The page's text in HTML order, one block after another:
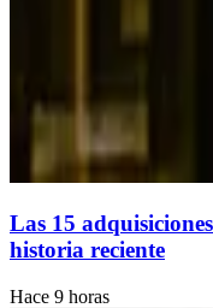
Las 15
historia reciente
Hace 9 horas